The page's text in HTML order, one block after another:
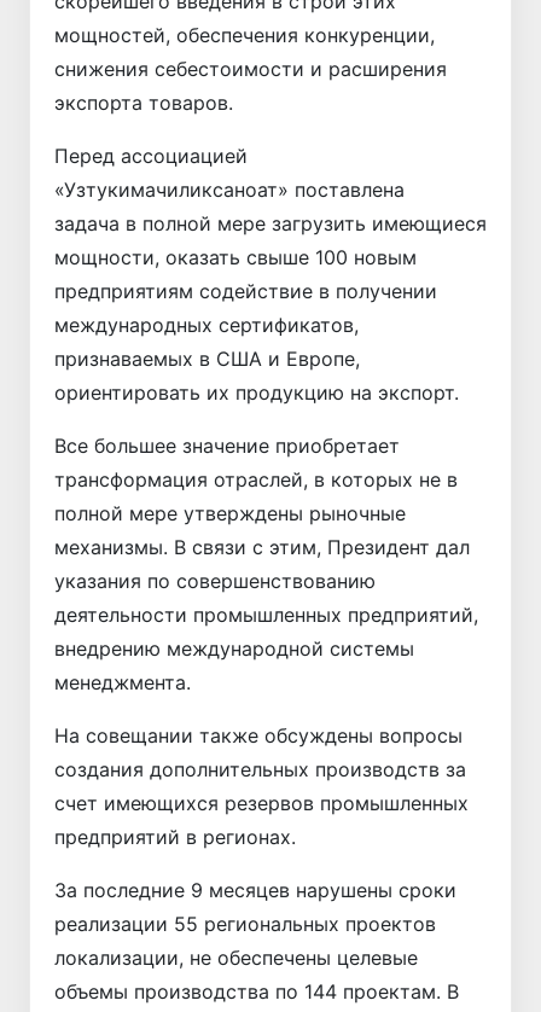
мощностей, обеспечения конкуренции,
снижения себестоимости и расширения
экспорта товаров.
Перед ассоциацией
«Узтукимачиликсаноат» поставлена
задача в полной мере загрузить имеющиеся
мощности, оказать свыше 100 новым
предприятиям содействие в получении
международных сертификатов,
признаваемых в США и Европе,
ориентировать их продукцию на экспорт.
Все большее значение приобретает
трансформация отраслей, в которых не в
полной мере утверждены рыночные
механизмы. В связи с этим, Президент дал
указания по совершенствованию
деятельности промышленных предприятий,
внедрению международной системы
менеджмента.
На совещании также обсуждены вопросы
создания дополнительных производств за
счет имеющихся резервов промышленных
предприятий в регионах.
За последние 9 месяцев нарушены сроки
реализации 55 региональных проектов
локализации, не обеспечены целевые
объемы производства по 144 проектам. В